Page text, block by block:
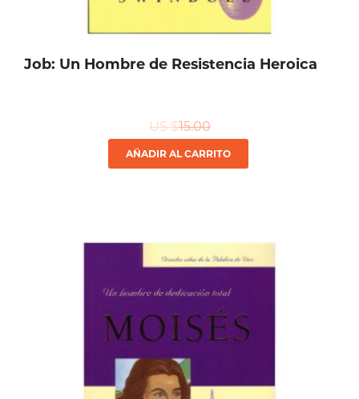
Job: Un Hombre de Resistencia Heroica
US $15.00
AÑADIR AL CARRITO